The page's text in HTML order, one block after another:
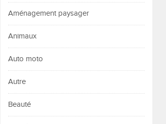
Aménagement paysager
Animaux
Auto moto
Autre
Beauté